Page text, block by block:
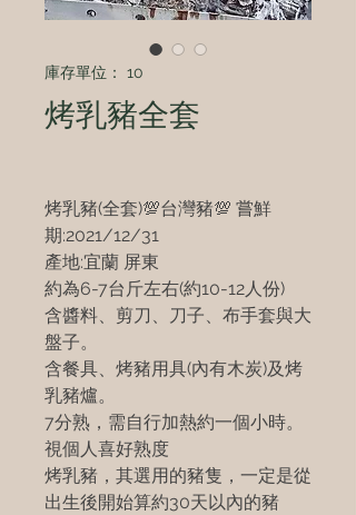
庫存單位： 10
烤乳豬全套
烤乳豬(全套)💯台灣豬💯 嘗鮮
期:2021/12/31
產地:宜蘭 屏東
約為6-7台斤左右(約10-12人份)
含醬料、剪刀、刀子、布手套與大
盤子。
含餐具、烤豬用具(內有木炭)及烤
乳豬爐。
7分熟，需自行加熱約一個小時。
視個人喜好熟度
烤乳豬，其選用的豬隻，一定是從
出生後開始算約30天以內的豬